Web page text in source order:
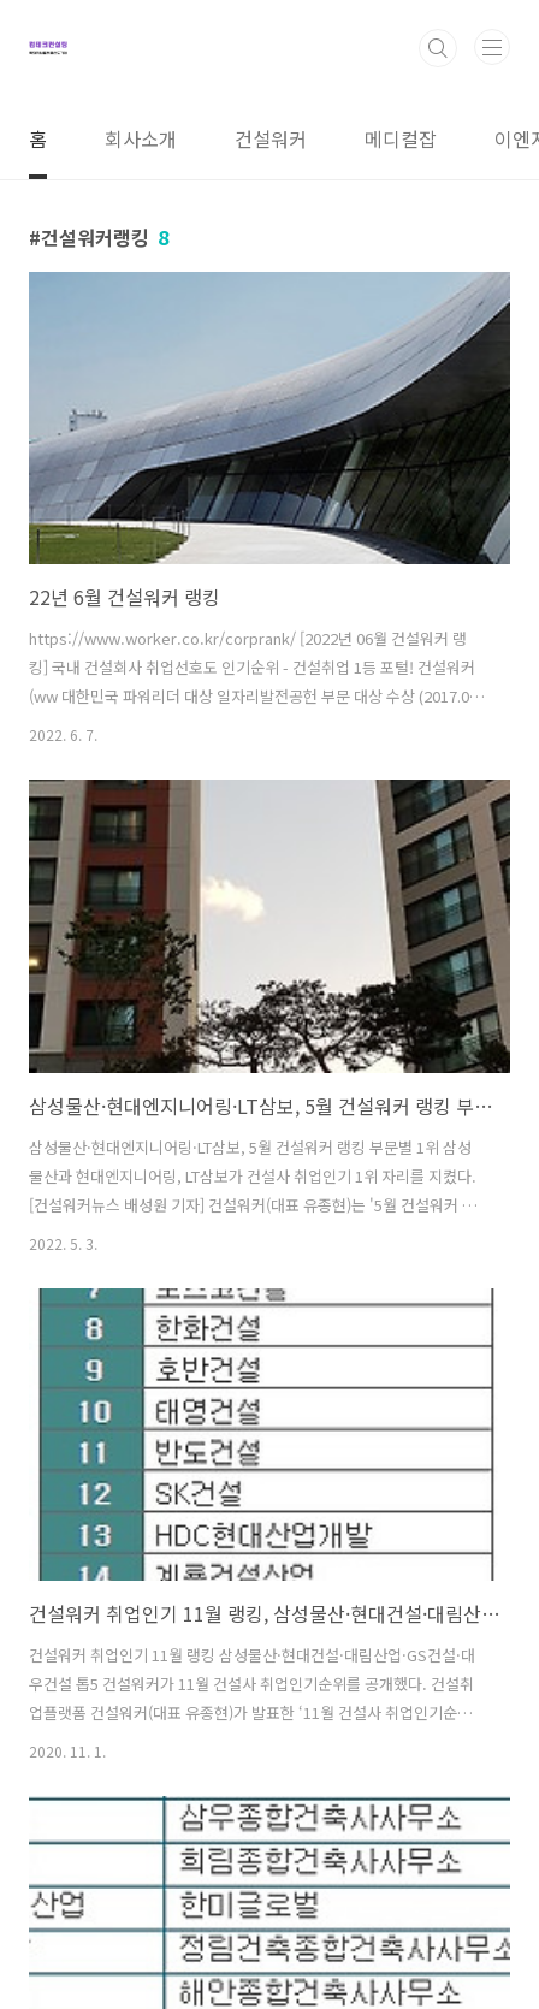
홈 회사소개 건설워커 메디컬잡 이엔
건설워커랭킹 8
22년 6월 건설워커 랭킹
https://www.worker.co.kr/corprank/ [2022년 06월 건설워커 랭
킹] 국내 건설회사 취업선호도 인기순위 - 건설취업 1등 포털! 건설워커
(ww 대한민국 파워리더 대상 일자리발전공헌 부문 대상 수상 (2017.06)
www.worker.co.kr 건설워커(대표 유종현)가 '6월 건설워커 랭킹' 을 7
소, 계선이 각 부문에서 1위를 고수했다. ​​건설워커 랭킹은 '월간 건설사
취업인기순위차트'다. ​건설워커는 △구인정보 조회수 △키워드 검색량
△기업DB 조회수 △회원투표결과 등 자체 빅데이터 분석을 통해 구직자
들의 취업선호도와 관심도를 파악하고, 이를 기준으로 매월 건설사 순위
를 발표하고 있다. ​업계를 대표하는..
2022. 6. 7.
삼성물산·현대엔지니어링·LT삼보, 5월 건설워커 랭킹 부문별 1위
삼성물산·현대엔지니어링·LT삼보, 5월 건설워커 랭킹 부문별 1위 삼성
물산과 현대엔지니어링, LT삼보가 건설사 취업인기 1위 자리를 지켰다.
[건설워커뉴스 배성원 기자] 건설워커(대표 유종현)는 '5월 건설워커 랭
킹' 부문별 순위를 3일 공개했다. 이에 따르면 삼성물산, 현대엔지니어
​​​​■ 종합건설 부문 톱30 시공능력평가 1위인 삼성물산이 55개월째 1위
자리를 지켰다. 이로써 삼성물산은 2017년 11월부터 55개월 동안 건설
사 취업인기 최강자 자리를 굳건하게 지키고 있다. 현대건설(시공능력평
가 2위, 이하 괄호 안 시공순위), GS건설(3위), DL이앤씨(8위), 포스코건
설(4위), 대우건설(5위), 롯데건설(7위), 한화..
2022. 5. 3.
건설워커 취업인기 11월 랭킹, 삼성물산·현대건설·대림산업·GS건설·대우건설 톱5
건설워커 취업인기 11월 랭킹 삼성물산·현대건설·대림산업·GS건설·대
우건설 톱5 건설워커가 11월 건설사 취업인기순위를 공개했다. 건설취
업플랫폼 건설워커(대표 유종현)가 발표한 ‘11월 건설사 취업인기순
위’에 따르면, ​​삼성물산은 종합건설 부문에서 37개월 연속 부동의 1위 자
씨엠건축사사무소(건축설계·CM 부문), 계선(실내건축 부문)은 각 부문 1
위를 고수했다. 건설워커는 지난 2002년부터 자체 이용자 데이터를 기반
으로 매월 건설사 인기순위를 선정하여 홈페이지에 공개하고 있다. 빅데
이터를 통해 취업선호도와 관심도를 추출해, 기업 선택에 어려움을 겪는
구직자들의 편의를 돕는다는 취지다. ​​■ 종합건설 부문 톱10 (괄호 안
은..
2020. 11. 1.